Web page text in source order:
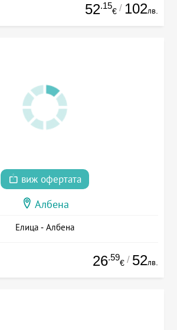
52.15
€ / 102лв.
виж офертата
Албена
Елица - Албена
26.59
€ / 52лв.